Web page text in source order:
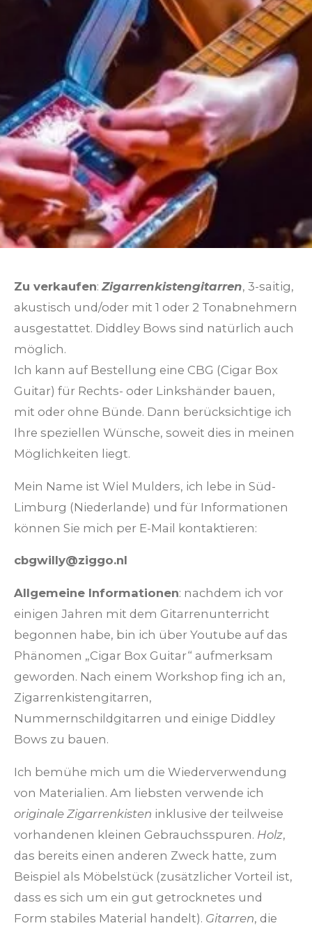
Zu verkaufen:Zigarrenkistengitarren, 3-saitig,
akustisch und/oder mit 1 oder 2 Tonabnehmern
ausgestattet. Diddley Bows sind natürlich auch
möglich.
Ich kann auf Bestellung eine CBG (Cigar Box
Guitar) für Rechts- oder Linkshänder bauen,
mit oder ohne Bünde. Dann berücksichtige ich
Ihre speziellen Wünsche, soweit dies in meinen
Möglichkeiten liegt.
Mein Name ist Wiel Mulders, ich lebe in Süd-
Limburg (Niederlande) und für Informationen
können Sie mich per E-Mail kontaktieren:
cbgwilly@ziggo.nl
Allgemeine Informationen: nachdem ich vor
einigen Jahren mit dem Gitarrenunterricht
begonnen habe, bin ich über Youtube auf das
Phänomen „Cigar Box Guitar“ aufmerksam
geworden. Nach einem Workshop fing ich an,
Zigarrenkistengitarren,
Nummernschildgitarren und einige Diddley
Bows zu bauen.
Ich bemühe mich um die Wiederverwendung
von Materialien. Am liebsten verwende ich
originale Zigarrenkisten inklusive der teilweise
vorhandenen kleinen Gebrauchsspuren. Holz,
das bereits einen anderen Zweck hatte, zum
Beispiel als Möbelstück (zusätzlicher Vorteil ist,
dass es sich um ein gut getrocknetes und
Form stabiles Material handelt). Gitarren, die